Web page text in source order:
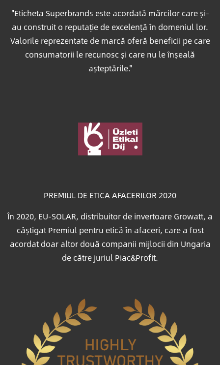
"Eticheta Superbrands este acordată mărcilor care și-
au construit o reputație de excelență în domeniul lor.
Valorile reprezentate de marcă oferă beneficii pe care
consumatorii le recunosc și care nu le înșeală
așteptările."
PREMIUL DE ETICA AFACERILOR 2020
În 2020, EU-SOLAR, distribuitor de invertoare Growatt, a
câștigat Premiul pentru etică în afaceri, care a fost
acordat doar altor două companii mijlocii din Ungaria
de către juriul Piac&Profit.